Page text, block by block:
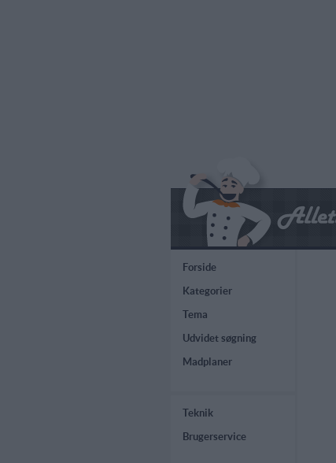
Forside
Kategorier
Tema
Udvidet søgning
Madplaner
Teknik
Brugerservice